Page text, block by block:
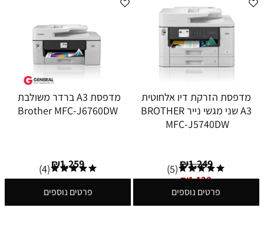
מדפסת הזרקת דיו אלחוטית
A3 שני מגשי נייר BROTHER
MFC-J5740DW
₪1,249
₪1,128
(5)
פרטים נוספים
מדפסת A3 ברדר משולבת
Brother MFC-J6760DW
₪1,259
(4)
פרטים נוספים